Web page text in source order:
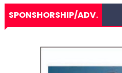
SPONSHORSHIP/ADV.